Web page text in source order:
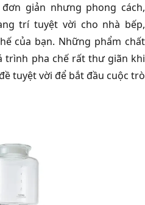
giản nhưng phong cách,
trí tuyệt vời cho nhà bếp,
của bạn. Những phẩm chất
trình pha chế rất thư giãn khi
tuyệt vời để bắt đầu cuộc trò